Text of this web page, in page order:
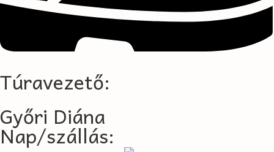
Túravezető:
Győri Diána
Nap/szállás: